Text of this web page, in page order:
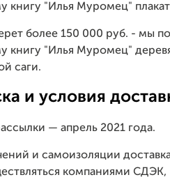
книгу "Илья Муромец"
более 150 000 руб. - мы
книгу "Илья Муромец"
саги.
и условия
— апрель 2021 года.
и самоизоляции
компаниями